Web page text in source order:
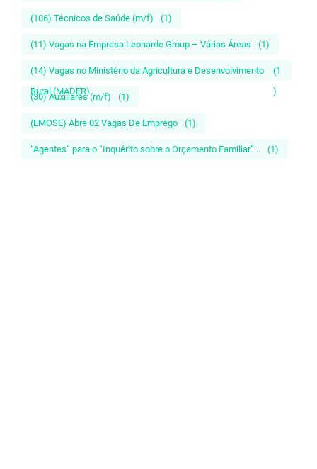
(106) Técnicos de Saúde (m/f) (1)
(11) Vagas na Empresa Leonardo Group – Várias Áreas (1)
(14) Vagas no Ministério da Agricultura e Desenvolvimento
Rural (MADER)
(1
)
(30) Auxiliares (m/f) (1)
(EMOSE) Abre 02 Vagas De Emprego (1)
“Agentes” para o “Inquérito sobre o Orçamento Familiar”... (1)